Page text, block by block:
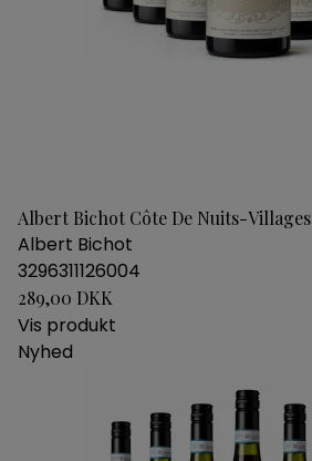
Albert Bichot Côte De Nuits-Villages
Albert Bichot
3296311126004
289,00 DKK
Vis produkt
Nyhed